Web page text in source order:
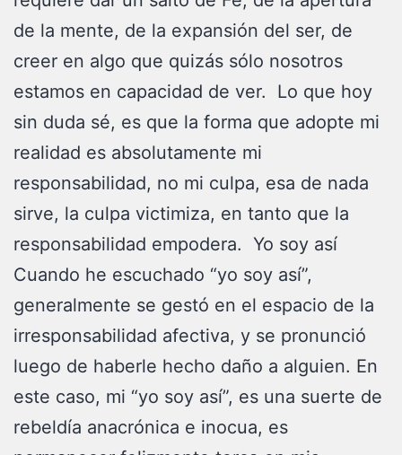
de la mente, de la expansión del ser, de
creer en algo que quizás sólo nosotros
estamos en capacidad de ver. Lo que hoy
sin duda sé, es que la forma que adopte mi
realidad es absolutamente mi
responsabilidad, no mi culpa, esa de nada
sirve, la culpa victimiza, en tanto que la
responsabilidad empodera. Yo soy así
Cuando he escuchado “yo soy así”,
generalmente se gestó en el espacio de la
irresponsabilidad afectiva, y se pronunció
luego de haberle hecho daño a alguien. En
este caso, mi “yo soy así”, es una suerte de
rebeldía anacrónica e inocua, es